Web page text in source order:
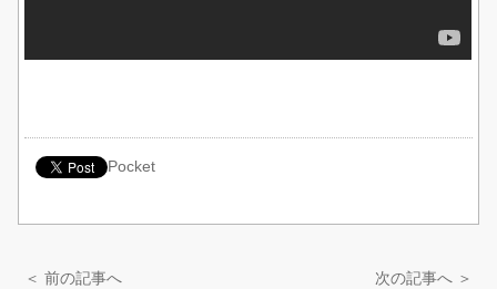
Pocket
＜ 前の記事へ 次の記事へ ＞